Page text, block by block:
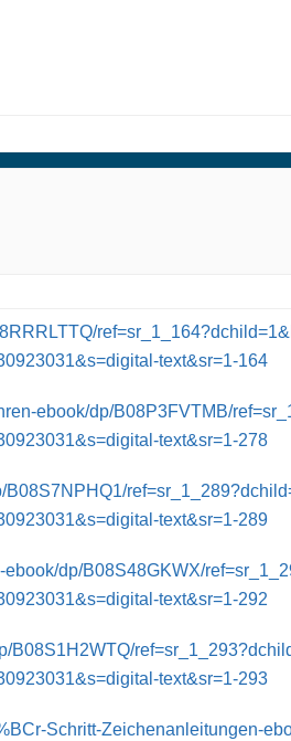
text&sr=1-164
ebook/dp/B08P3FVTMB/
text&sr=1-278
text&sr=1-289
dp/B08S48GKWX/
text&sr=1-292
text&sr=1-293
Schritt-Zeichenanleitungen-